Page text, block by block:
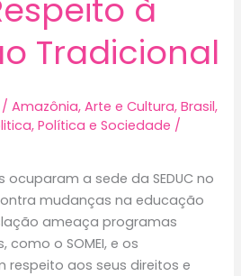
à
Tradicional
/Amazônia,Arte e Cultura,Brasil,
,Política e Sociedade /
ocuparam a sede da SEDUC no
mudanças na educação
ameaça programas
como o SOMEI, e os
respeito aos seus direitos e